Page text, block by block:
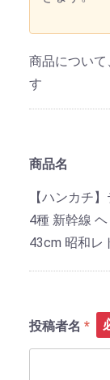
商品につい
す
商品名
【ハンカチ
4種 新幹線
43cm 昭和レ
投稿者名